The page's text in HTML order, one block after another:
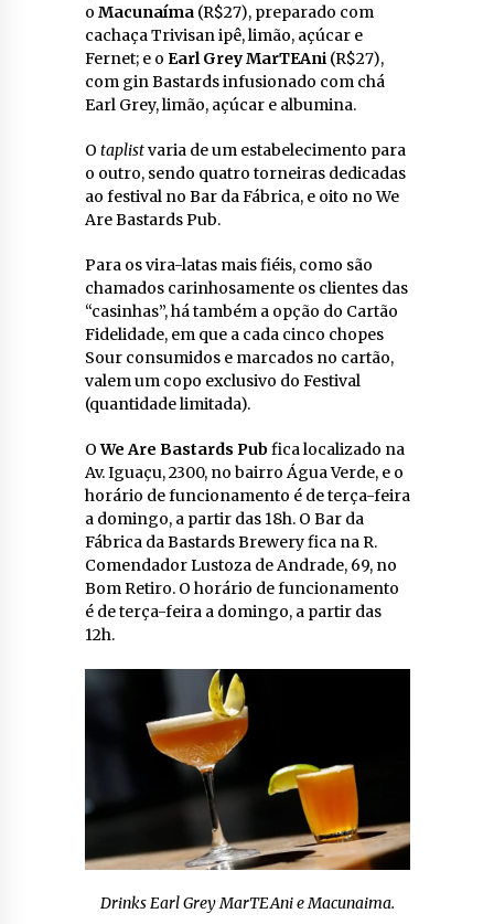
o Macunaíma (R$27), preparado com
cachaça Trivisan ipê, limão, açúcar e
Fernet; e o Earl Grey MarTEAni(R$27),
com gin Bastards infusionado com chá
Earl Grey, limão, açúcar e albumina.
O taplistvaria de um estabelecimento para
o outro, sendo quatro torneiras dedicadas
ao festival no Bar da Fábrica, e oito no We
Are Bastards Pub.
Para os vira-latas mais fiéis, como são
chamados carinhosamente os clientes das
“casinhas”, há também a opção do Cartão
Fidelidade, em que a cada cinco chopes
Sour consumidos e marcados no cartão,
valem um copo exclusivo do Festival
(quantidade limitada).
OWe Are Bastards Pubfica localizado na
Av. Iguaçu, 2300, no bairro Água Verde, e o
horário de funcionamento é de terça-feira
a domingo, a partir das 18h. O Bar da
Fábrica da Bastards Brewery fica na R.
Comendador Lustoza de Andrade, 69, no
Bom Retiro. O horário de funcionamento
é de terça-feira a domingo, a partir das
12h.
Drinks Earl Grey MarTEAni e Macunaima.